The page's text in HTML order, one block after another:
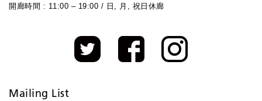
開廊時間 : 11:00 – 19:00 / 日, 月, 祝日休廊
Mailing List